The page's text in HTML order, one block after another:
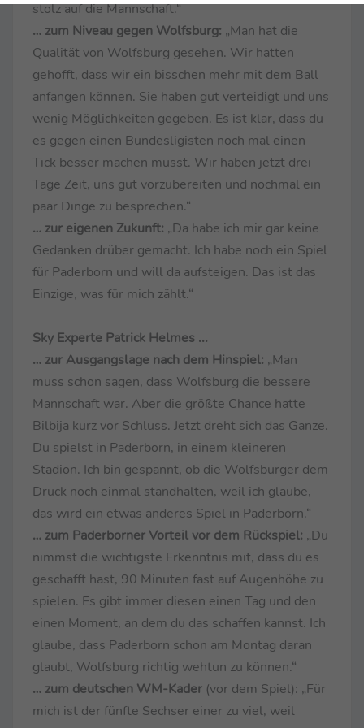
stolz auf die Mannschaft.“
… zum Niveau gegen Wolfsburg: „Man hat die
Qualität von Wolfsburg gesehen. Wir hatten
gehofft, dass wir ein bisschen mehr mit dem Ball
anfangen können. Sie haben gut verteidigt und uns
wenig Möglichkeiten gegeben. Es ist klar, dass du
es gegen einen Bundesligisten noch mal einen
Tick besser machen musst. Wir haben jetzt drei
Tage Zeit, uns gut vorzubereiten und nochmal ein
paar Dinge zu besprechen.“
… zur eigenen Zukunft: „Da habe ich mir gar keine
Gedanken drüber gemacht. Ich habe noch ein Spiel
für Paderborn und will da aufsteigen. Das ist das
Einzige, was für mich zählt.“
Sky Experte Patrick Helmes ...
… zur Ausgangslage nach dem Hinspiel: „Man
muss schon sagen, dass Wolfsburg die bessere
Mannschaft war. Aber die größte Chance hatte
Bilbija kurz vor Schluss. Jetzt dreht sich das Ganze.
Du spielst in Paderborn, in einem kleineren
Stadion. Ich bin gespannt, ob die Wolfsburger dem
Druck noch einmal standhalten, weil ich glaube,
das wird ein etwas anderes Spiel in Paderborn.“
… zum Paderborner Vorteil vor dem Rückspiel: „Du
nimmst die wichtigste Erkenntnis mit, dass du es
geschafft hast, 90 Minuten fast auf Augenhöhe zu
spielen. Es gibt immer diesen einen Tag und den
einen Moment, an dem du das schaffen kannst. Ich
glaube, dass Paderborn schon am Montag daran
glaubt, Wolfsburg richtig wehtun zu können.“
… zum deutschen WM-Kader (vor dem Spiel): „Für
mich ist der fünfte Sechser einer zu viel, weil